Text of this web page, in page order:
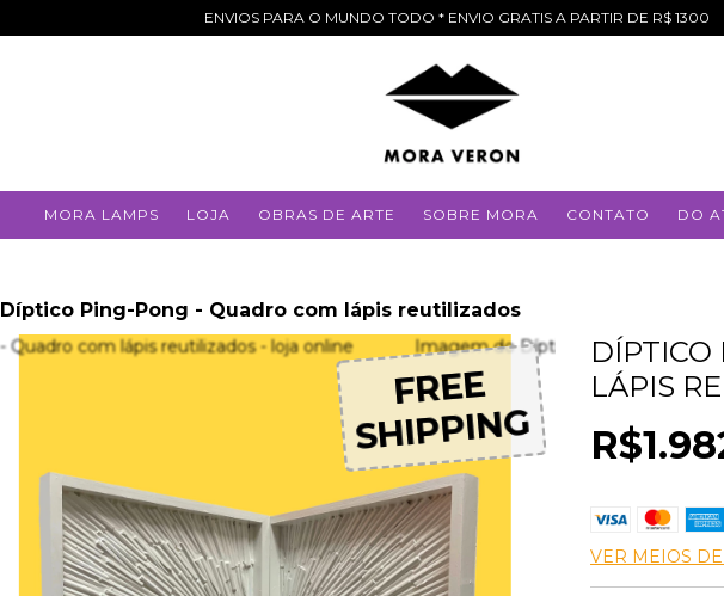
ENVIOS PARA O MUNDO TODO * ENVIO GRATIS A PARTIR DE R$ 1300
MORA LAMPS LOJA OBRAS DE ARTE SOBRE MORA CONTATO DO
Díptico Ping-Pong - Quadro com lápis reutilizados
FREE
SHIPPING
FREE
SHIPPING
DÍPTICO
LÁPIS
VER MEIOS